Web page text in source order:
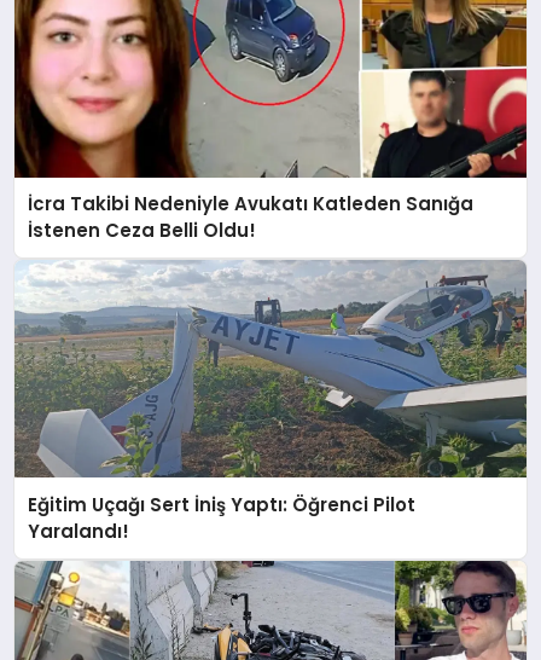
İcra Takibi Nedeniyle Avukatı Katleden Sanığa
İstenen Ceza Belli Oldu!
Eğitim Uçağı Sert İniş Yaptı: Öğrenci Pilot
Yaralandı!